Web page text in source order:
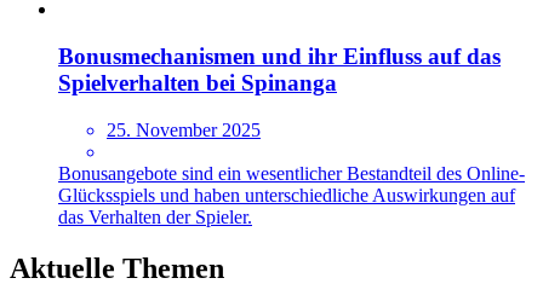
Bonusmechanismen und ihr Einfluss auf das
Spielverhalten bei Spinanga
25. November 2025
Bonusangebote sind ein wesentlicher Bestandteil des Online-
Glücksspiels und haben unterschiedliche Auswirkungen auf
das Verhalten der Spieler.
Aktuelle Themen